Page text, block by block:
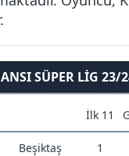
SÜPER LIG 23/
İlk 11
Beşiktaş 1